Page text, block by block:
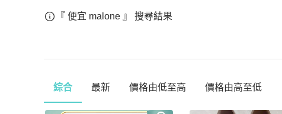
『 便宜 malone 』 搜尋結果
綜合 最新 價格由低至高 價格由高至低